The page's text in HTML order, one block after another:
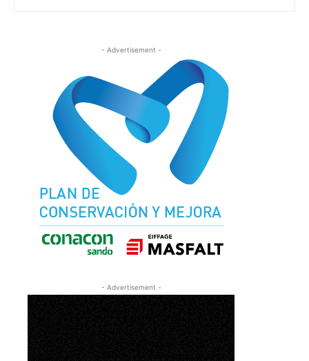
- Advertisement -
- Advertisement -